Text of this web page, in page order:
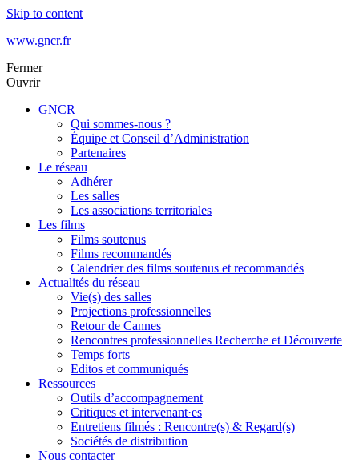
Skip to content
www.gncr.fr
Fermer
Ouvrir
GNCR
Qui sommes-nous ?
Équipe et Conseil d’Administration
Partenaires
Le réseau
Adhérer
Les salles
Les associations territoriales
Les films
Films soutenus
Films recommandés
Calendrier des films soutenus et recommandés
Actualités du réseau
Vie(s) des salles
Projections professionnelles
Retour de Cannes
Rencontres professionnelles Recherche et Découverte
Temps forts
Editos et communiqués
Ressources
Outils d’accompagnement
Critiques et intervenant·es
Entretiens filmés : Rencontre(s) & Regard(s)
Sociétés de distribution
Nous contacter